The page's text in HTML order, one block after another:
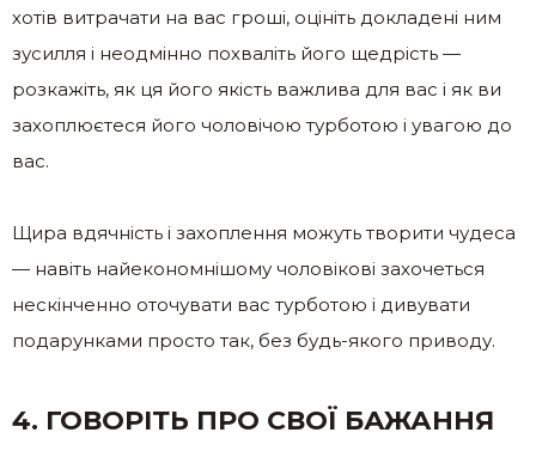
хотів витрачати на вас гроші, оцініть докладені ним
зусилля і неодмінно похваліть його щедрість —
розкажіть, як ця його якість важлива для вас і як ви
захоплюєтеся його чоловічою турботою і увагою до
вас.
Щира вдячність і захоплення можуть творити чудеса
— навіть найекономнішому чоловікові захочеться
нескінченно оточувати вас турботою і дивувати
подарунками просто так, без будь-якого приводу.
4. ГОВОРІТЬ ПРО СВОЇ БАЖАННЯ